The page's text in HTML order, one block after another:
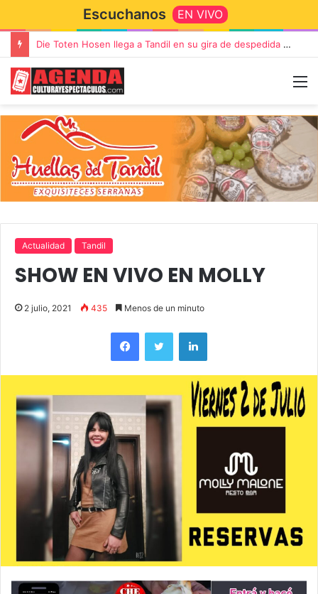
Escuchanos EN VIVO
Die Toten Hosen llega a Tandil en su gira de despedida «Fútbol, Asado, Vino y Adiós Amigos»
Actualidad Tandil
SHOW EN VIVO EN MOLLY
2 julio, 2021 435 Menos de un minuto